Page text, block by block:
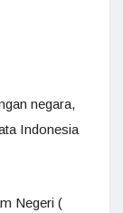
negara,
Indonesia
Negeri (